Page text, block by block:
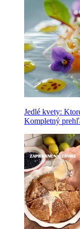
Jedlé kvety:
Kompletný